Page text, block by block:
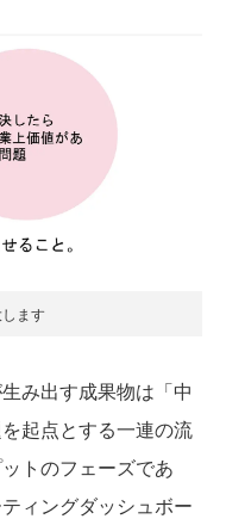
ます
み出す成果物は「中
起点とする一連の流
トのフェーズであ
ィングダッシュボー